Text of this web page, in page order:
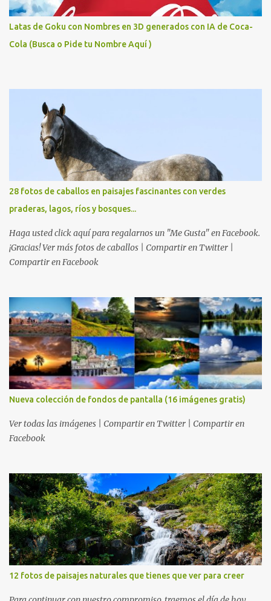
Latas de Goku con Nombres en 3D generados con IA de Coca-
Cola (Busca o Pide tu Nombre Aquí )
28 fotos de caballos en paisajes fascinantes con verdes
praderas, lagos, ríos y bosques...
Haga usted click aquí para regalarnos un "Me Gusta" en Facebook.
¡Gracias! Ver más fotos de caballos | Compartir en Twitter |
Compartir en Facebook
Nueva colección de fondos de pantalla (16 imágenes gratis)
Ver todas las imágenes | Compartir en Twitter | Compartir en
Facebook
12 fotos de paisajes naturales que tienes que ver para creer